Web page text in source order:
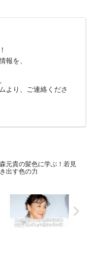
報を、
より、ご連絡くださ
元貴の髪色に学ぶ！若見
出す色の力